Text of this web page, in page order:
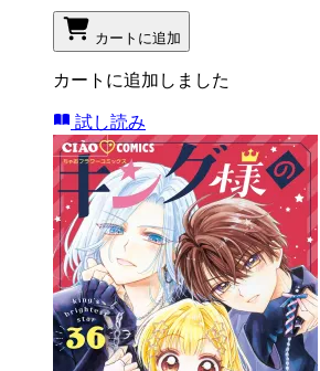
カートに追加
カートに追加しました
試し読み